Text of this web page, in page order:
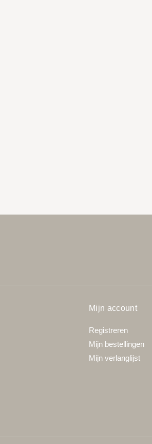
Mijn account
Registreren
Mijn bestellingen
Mijn verlanglijst